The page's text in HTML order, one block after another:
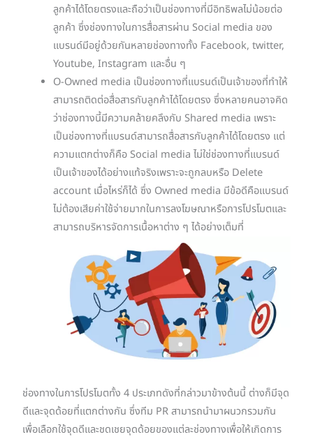
ลูกค้าได้โดยตรงและถือว่าเป็นช่องทางที่มีอิทธิพลไม่น้อยต่อ
ลูกค้า ซึ่งช่องทางในการสื่อสารผ่าน Social media ของ
แบรนด์มีอยู่ด้วยกันหลายช่องทางทั้ง Facebook, twitter,
Youtube, Instagram และอื่น ๆ
O-Owned media เป็นช่องทางที่แบรนด์เป็นเจ้าของที่ทำให้
สามารถติดต่อสื่อสารกับลูกค้าได้โดยตรง ซึ่งหลายคนอาจคิด
ว่าช่องทางนี้มีความคล้ายคลึงกับ Shared media เพราะ
เป็นช่องทางที่แบรนด์สามารถสื่อสารกับลูกค้าได้โดยตรง แต่
ความแตกต่างก็คือ Social media ไม่ใช่ช่องทางที่แบรนด์
เป็นเจ้าของได้อย่างแท้จริงเพราะจะถูกลบหรือ Delete
account เมื่อไหร่ก็ได้ ซึ่ง Owned media มีข้อดีคือแบรนด์
ไม่ต้องเสียค่าใช้จ่ายมากในการลงโฆษณาหรือการโปรโมตและ
สามารถบริหารจัดการเนื้อหาต่าง ๆ ได้อย่างเต็มที่
ช่องทางในการโปรโมตทั้ง 4 ประเภทดังที่กล่าวมาข้างต้นนี้ ต่างก็มีจุด
ดีและจุดด้อยที่แตกต่างกัน ซึ่งทีม PR สามารถนำมาผนวกรวมกัน
เพื่อเลือกใช้จุดดีและชดเชยจุดด้อยของแต่ละช่องทางเพื่อให้เกิดการ